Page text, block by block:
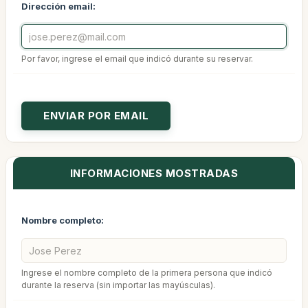
Dirección email:
Por favor, ingrese el email que indicó durante su reservar.
INFORMACIONES MOSTRADAS
Nombre completo:
Ingrese el nombre completo de la primera persona que indicó
durante la reserva (sin importar las mayúsculas).